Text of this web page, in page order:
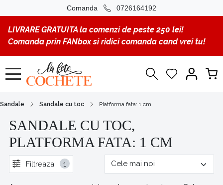
Comanda 0726164192
LIVRARE GRATUITA la comenzi de peste 250 lei!
Comanda prin FANbox si ridici comanda cand vrei tu!
Sandale Sandale cu toc Platforma fata: 1 cm
SANDALE CU TOC,
PLATFORMA FATA: 1 CM
Filtreaza 1